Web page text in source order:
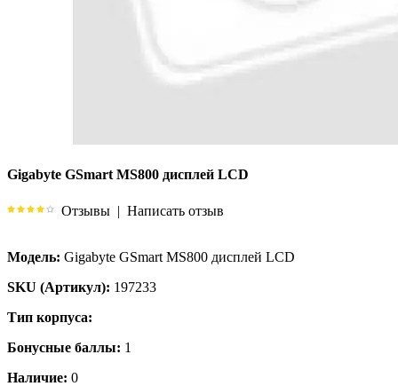
Gigabyte GSmart MS800 дисплей LCD
Отзывы | Написать отзыв
Модель: Gigabyte GSmart MS800 дисплей LCD
SKU (Артикул): 197233
Тип корпуса:
Бонусные баллы: 1
Наличие: 0